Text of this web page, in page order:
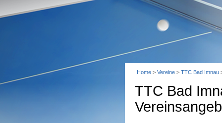
Home > Vereine > TTC Bad Imnau
TTC Bad